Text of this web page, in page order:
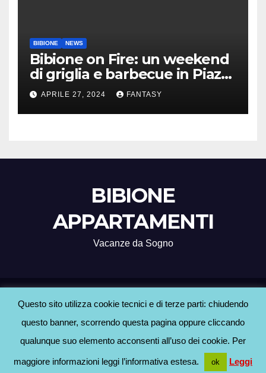
BIBIONE NEWS
Bibione on Fire: un weekend
di griglia e barbecue in Piazza
Treviso
APRILE 27, 2024 FANTASY
BIBIONE
APPARTAMENTI
Vacanze da Sogno
Proudly powered by WordPress Tema: Newsup di Themeansar .
Home Agenzie Bibione Contatti Hotel a Bibione Informativa Cookie
Questo sito utilizza cookie tecnici e di terze parti: chiudendo
questo banner, scorrendo questa pagina oppure cliccando
qualunque suo elemento acconsenti all’uso dei cookie. Per
maggiore informazioni leggi l’informativa estesa. ok Leggi